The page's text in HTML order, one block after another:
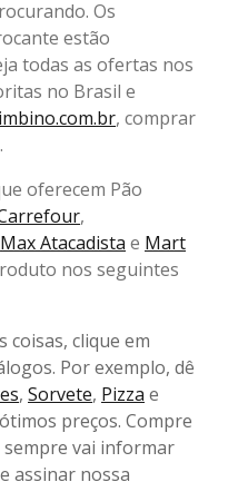
Os
estão
todas as ofertas nos
no Brasil e
, comprar
oferecem Pão
,
Max Atacadista e Mart
nos seguintes
coisas, clique em
Por exemplo, dê
, Sorvete, Pizza e
preços. Compre
sempre vai informar
assinar nossa